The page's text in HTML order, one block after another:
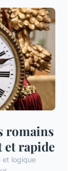
romains
et rapide
et logique